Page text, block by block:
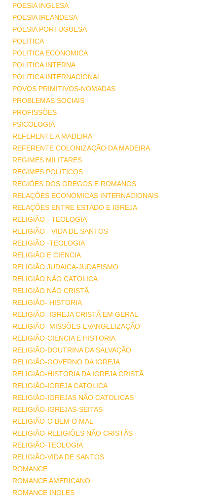
POESIA INGLESA
POESIA IRLANDESA
POESIA PORTUGUESA
POLITICA
POLITICA ECONOMICA
POLITICA INTERNA
POLITICA INTERNACIONAL
POVOS PRIMITIVOS-NOMADAS
PROBLEMAS SOCIAIS
PROFISSÕES
PSICOLOGIA
REFERENTE A MADEIRA
REFERENTE COLONIZAÇÃO DA MADEIRA
REGIMES MILITARES
REGIMES POLITICOS
REGIÕES DOS GREGOS E ROMANOS
RELAÇÕES ECONOMICAS INTERNACIONAIS
RELAÇÕES ENTRE ESTADO E IGREJA
RELIGIÃO - TEOLOGIA
RELIGIÃO - VIDA DE SANTOS
RELIGIÃO -TEOLOGIA
RELIGIÃO E CIENCIA
RELIGIÃO JUDAICA-JUDAEISMO
RELIGIÃO NÃO CATOLICA
RELIGIÃO NÃO CRISTÃ
RELIGIÃO- HISTORIA
RELIGIÃO- IGREJA CRISTÃ EM GERAL
RELIGIÃO- MISSÕES-EVANGELIZAÇÃO
RELIGIÃO-CIENCIA E HISTORIA
RELIGIÃO-DOUTRINA DA SALVAÇÃO
RELIGIÃO-GOVERNO DA IGREJA
RELIGIÃO-HISTORIA DA IGREJA CRISTÃ
RELIGIÃO-IGREJA CATOLICA
RELIGIÃO-IGREJAS NÃO CATOLICAS
RELIGIÃO-IGREJAS-SEITAS
RELIGIÃO-O BEM O MAL
RELIGIÃO-RELIGIÕES NÃO CRISTÃS
RELIGIÃO-TEOLOGIA
RELIGIÃO-VIDA DE SANTOS
ROMANCE
ROMANCE AMERICANO
ROMANCE INGLES